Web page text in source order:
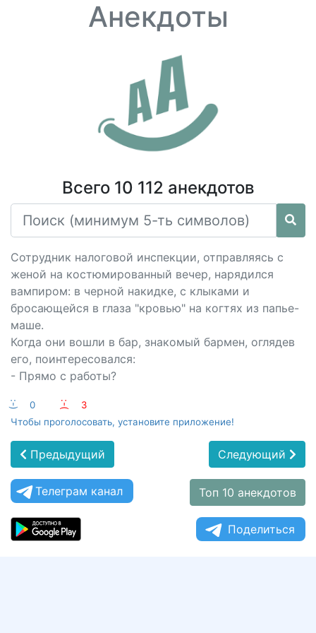
Анекдоты
Всего 10 112 анекдотов
Сотрудник налоговой инспекции, отправляясь с
женой на костюмированный вечер, нарядился
вампиром: в черной накидке, с клыками и
бросающейся в глаза "кровью" на когтях из папье-
маше.
Когда они вошли в бар, знакомый бармен, оглядев
его, поинтересовался:
- Прямо с работы?
:-) 0 :-(
3
Чтобы проголосовать, установите приложение!
Предыдущий Следующий
Телеграм канал Топ 10 анекдотов
Поделиться